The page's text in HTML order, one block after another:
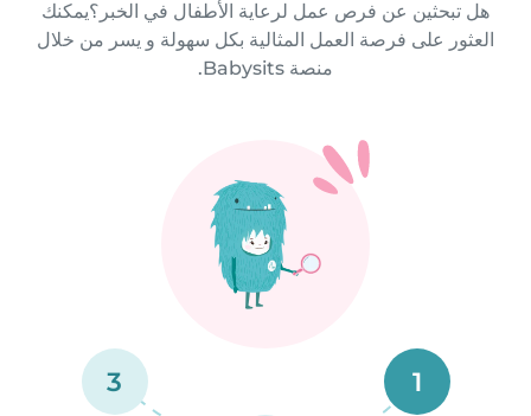
هل تبحثين عن فرص عمل لرعاية الأطفال في الخبر؟يمكنك
العثور على فرصة العمل المثالية بكل سهولة و يسر من خلال
منصة Babysits.
1
3